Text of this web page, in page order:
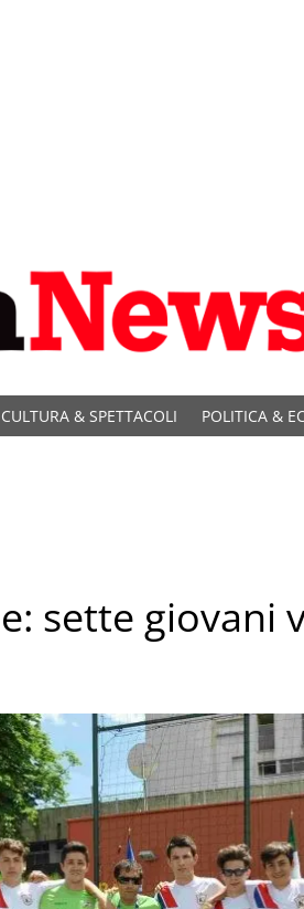
CULTURA & SPETTACOLI POLITICA &
sette giovani